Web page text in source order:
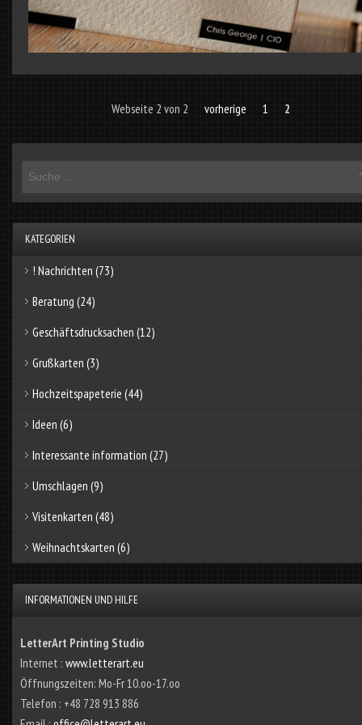
Webseite 2 von 2 vorherige 1 2
KATEGORIEN
! Nachrichten (73)
Beratung (24)
Geschäftsdrucksachen (12)
Grußkarten (3)
Hochzeitspapeterie (44)
Ideen (6)
Interessante information (27)
Umschlagen (9)
Visitenkarten (48)
Weihnachtskarten (6)
INFORMATIONEN UND HILFE
LetterArt Printing Studio
Internet : www.letterart.eu
Öffnungszeiten: Mo-Fr 10.oo-17.oo
Telefon : +48 728 913 886